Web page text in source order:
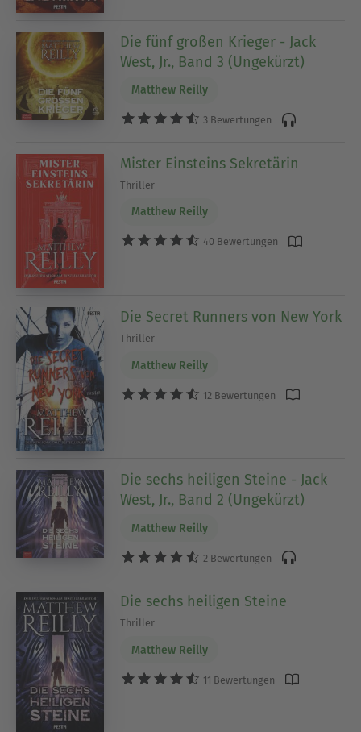
Die fünf großen Krieger - Jack
West, Jr., Band 3 (Ungekürzt)
Matthew Reilly
3 Bewertungen
Mister Einsteins Sekretärin
Thriller
Matthew Reilly
40 Bewertungen
Die Secret Runners von New York
Thriller
Matthew Reilly
12 Bewertungen
Die sechs heiligen Steine - Jack
West, Jr., Band 2 (Ungekürzt)
Matthew Reilly
2 Bewertungen
Die sechs heiligen Steine
Thriller
Matthew Reilly
11 Bewertungen